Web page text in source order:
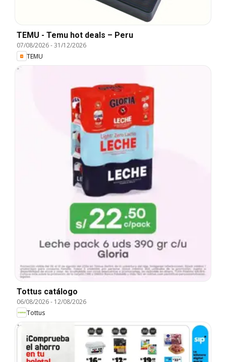
TEMU - Temu hot deals – Peru
07/08/2026-31/12/2026
TEMU
Tottus catálogo
06/08/2026- 12/08/2026
Tottus